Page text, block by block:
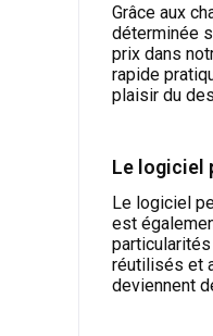
Grâce aux
déterminée
prix dans
rapide
plaisir du
Le logiciel
Le logiciel
est
réutilisés et
deviennent